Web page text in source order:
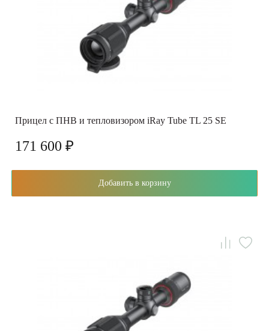
Прицел с ПНВ и тепловизором iRay Tube TL 25 SE
171 600 ₽
Добавить в корзину